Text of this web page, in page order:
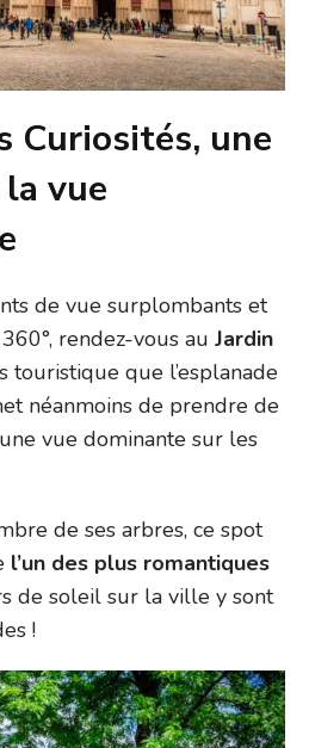
Curiosités, une
vue
de vue surplombants et
rendez-vous au Jardin
touristique que l’esplanade
néanmoins de prendre de
vue dominante sur les
de ses arbres, ce spot
l’un des plus romantiques
de soleil sur la ville y sont
!